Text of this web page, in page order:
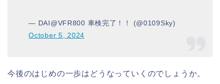
— DAI@VFR800 車検完了！！ (@0109Sky)
October 5, 2024
今後のはじめの一歩はどうなっていくのでしょうか。